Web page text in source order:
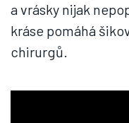
a vrásky nijak
kráse pomáhá
chirurgů.